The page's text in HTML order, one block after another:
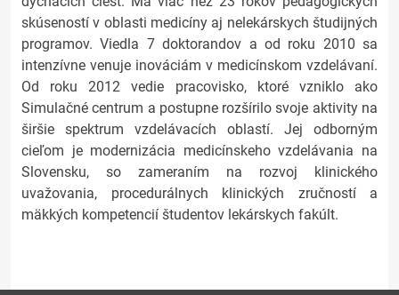
skúseností v oblasti medicíny aj nelekárskych študijných
programov. Viedla 7 doktorandov a od roku 2010 sa
intenzívne venuje inováciám v medicínskom vzdelávaní.
Od roku 2012 vedie pracovisko, ktoré vzniklo ako
Simulačné centrum a postupne rozšírilo svoje aktivity na
širšie spektrum vzdelávacích oblastí. Jej odborným
cieľom je modernizácia medicínskeho vzdelávania na
Slovensku, so zameraním na rozvoj klinického
uvažovania, procedurálnych klinických zručností a
mäkkých kompetencií študentov lekárskych fakúlt.